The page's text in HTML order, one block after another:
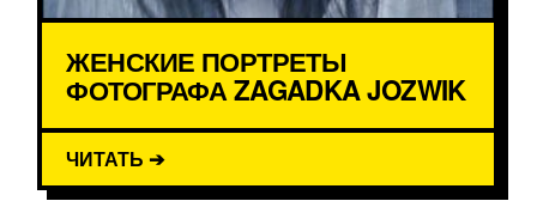
ЖЕНСКИЕ ПОРТРЕТЫ
ФОТОГРАФА ZAGADKA JOZWIK
ЧИТАТЬ ➔